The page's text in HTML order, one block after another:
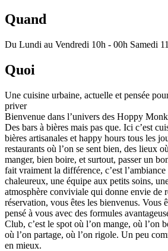
Quand
Du Lundi au Vendredi 10h - 00h Samedi
Quoi
Une cuisine urbaine, actuelle et pensée
priver
Bienvenue dans l’univers des Hoppy
Des bars à bières mais pas que. Ici c’est
bières artisanales et happy hours tous les
restaurants où l’on se sent bien, des lieux
manger, bien boire, et surtout, passer un
fait vraiment la différence, c’est l’ambiance
chaleureux, une équipe aux petits soins,
atmosphère conviviale qui donne envie de
réservation, vous êtes les bienvenus. Vous
pensé à vous avec des formules
Club, c’est le spot où l’on mange, où l’on
où l’on partage, où l’on rigole. Un peu
en mieux.